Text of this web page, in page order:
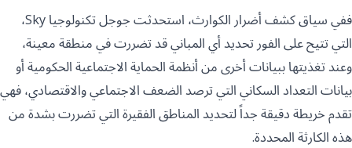
ففي سياق كشف أضرار الكوارث، استحدثت جوجل تكنولوجيا Sky،
التي تتيح على الفور تحديد أي المباني قد تضررت في منطقة معينة،
وعند تغذيتها ببيانات أخرى من أنظمة الحماية الاجتماعية الحكومية أو
بيانات التعداد السكاني التي ترصد الضعف الاجتماعي والاقتصادي، فهي
تقدم خريطة دقيقة جداً لتحديد المناطق الفقيرة التي تضررت بشدة من
هذه الكارثة المحددة.